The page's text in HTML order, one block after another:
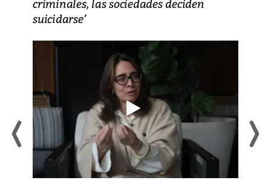
criminales, las sociedades deciden
suicidarse’